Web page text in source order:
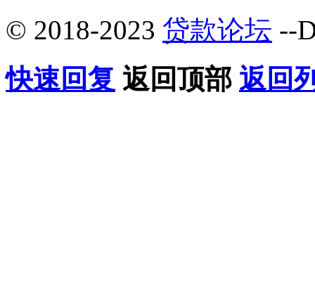
© 2018-2023 贷款论坛 --
快速回复 返回顶部 返回